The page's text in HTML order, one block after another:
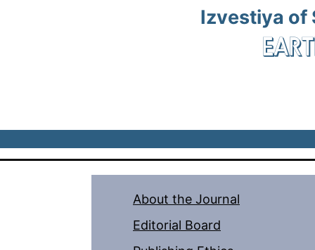
Izvestiya of
About the Journal
Editorial Board